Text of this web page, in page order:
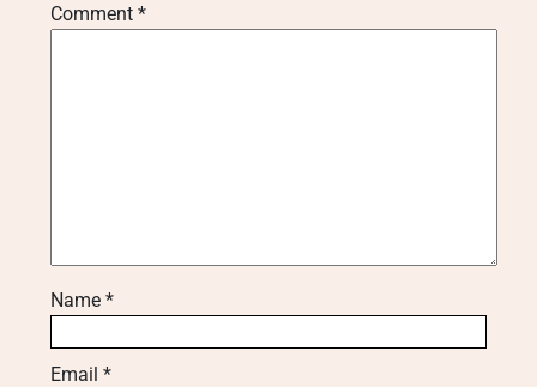
Comment *
Name *
Email *